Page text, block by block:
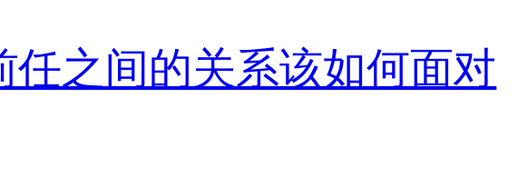
任之间的关系该如何面对